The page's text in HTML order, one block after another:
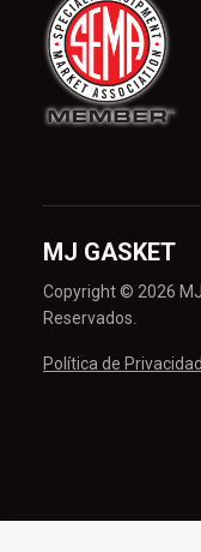
MJ GASKET
Copyright © 2026
Reservados.
Política de Privacidad